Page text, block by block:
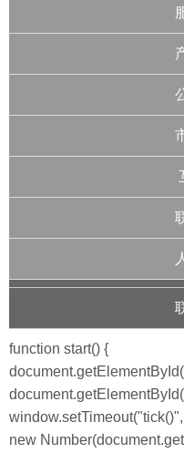
function start() {
new